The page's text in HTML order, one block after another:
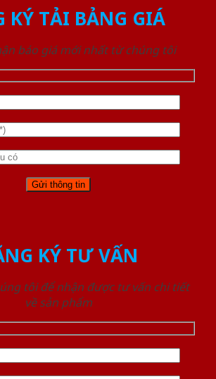
KÝ TẢI BẢNG GIÁ
báo giá mới nhất từ chúng tôi
KÝ TƯ VẤN
tôi để nhận được tư vấn chi tiết
về sản phẩm